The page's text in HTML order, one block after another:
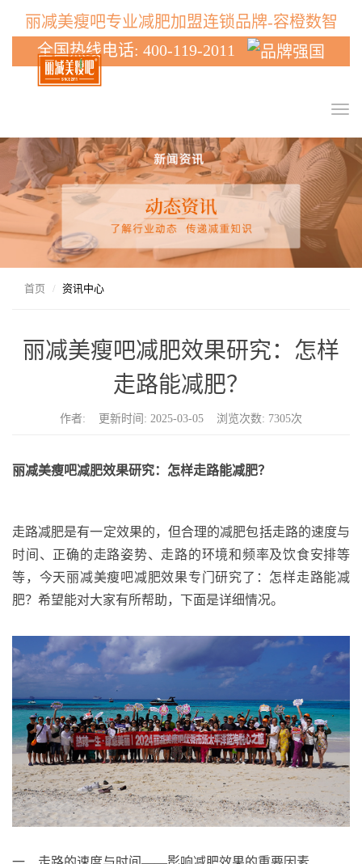
丽减美瘦吧专业减肥加盟连锁品牌-容橙数智
全国热线电话: 400-119-2011
T
g
g
n
v
首页 资讯中心
丽减美瘦吧减肥效果研究：怎样
走路能减肥？
作者: 更新时间: 2025-03-05 浏览次数: 7305次
丽减美瘦吧减肥效果研究： 怎样走路能减肥？
走路减肥是有一定效果的，但合理的减肥包括走路的速度与
时间 、 正确的走路姿势、 走路的环境和频率及饮食安排等
等，今天丽减美瘦吧减肥效果专门研究了： 怎样走路能减
肥？ 希望能对大家有所帮助，下面是详细情况。